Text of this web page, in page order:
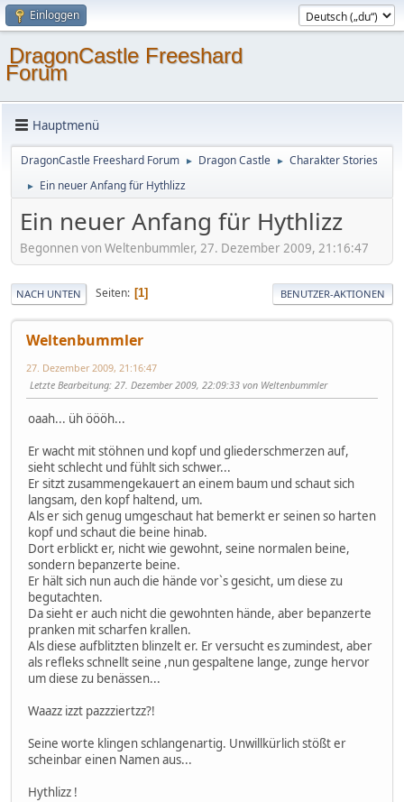
Einloggen
DragonCastle Freeshard
Forum
Hauptmenü
DragonCastle Freeshard Forum ► Dragon Castle ► Charakter Stories
► Ein neuer Anfang für Hythlizz
Ein neuer Anfang für Hythlizz
Begonnen von Weltenbummler, 27. Dezember 2009, 21:16:47
NACH UNTEN Seiten 1 BENUTZER-AKTIONEN
Weltenbummler
27. Dezember 2009, 21:16:47
Letzte Bearbeitung: 27. Dezember 2009, 22:09:33 von Weltenbummler
oaah... üh öööh...
Er wacht mit stöhnen und kopf und gliederschmerzen auf,
sieht schlecht und fühlt sich schwer...
Er sitzt zusammengekauert an einem baum und schaut sich
langsam, den kopf haltend, um.
Als er sich genug umgeschaut hat bemerkt er seinen so harten
kopf und schaut die beine hinab.
Dort erblickt er, nicht wie gewohnt, seine normalen beine,
sondern bepanzerte beine.
Er hält sich nun auch die hände vor`s gesicht, um diese zu
begutachten.
Da sieht er auch nicht die gewohnten hände, aber bepanzerte
pranken mit scharfen krallen.
Als diese aufblitzten blinzelt er. Er versucht es zumindest, aber
als refleks schnellt seine ,nun gespaltene lange, zunge hervor
um diese zu benässen...
Waazz izzt pazzziertzz?!
Seine worte klingen schlangenartig. Unwillkürlich stößt er
scheinbar einen Namen aus...
Hythlizz !